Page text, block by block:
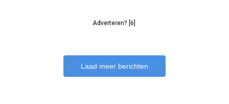
Adverteren? [6]
Laad meer berichten